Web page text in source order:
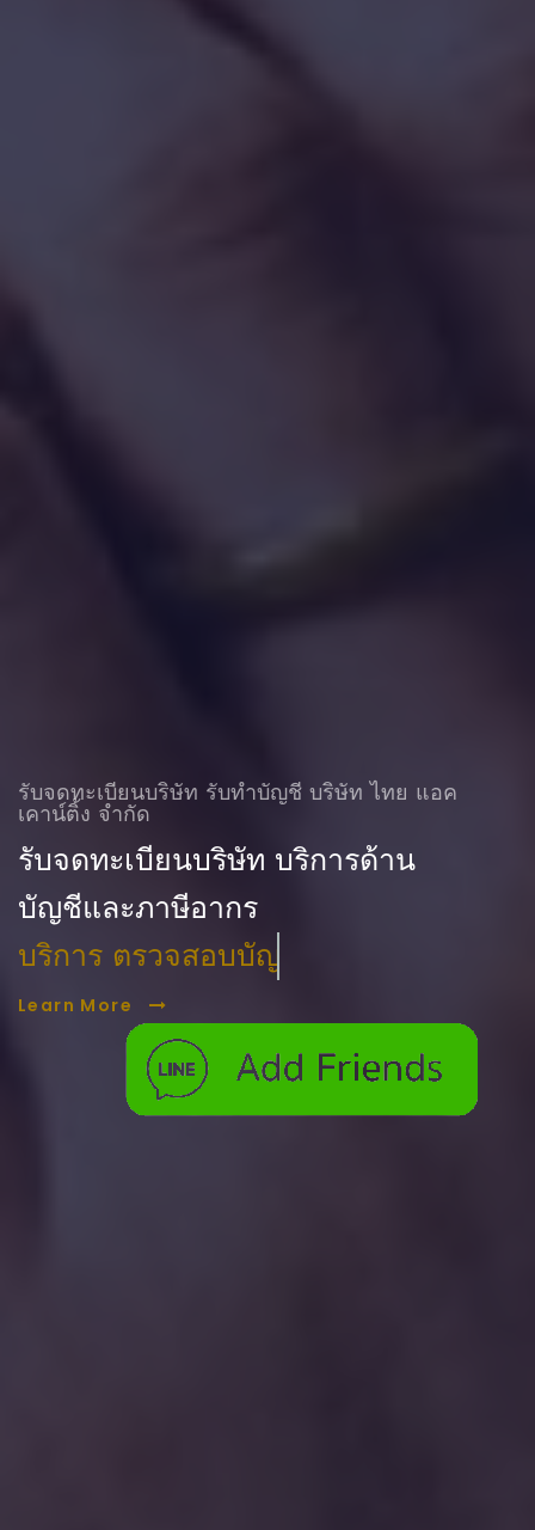
รับจดทะเบียนบริษัท รับทําบัญชี บริษัท ไทย แอค
เคาน์ติ้ง จำกัด
รับจดทะเบียนบริษัท บริการด้าน
บัญชีและภาษีอากร
บริการ ตรวจสอบบัญชี
Learn More